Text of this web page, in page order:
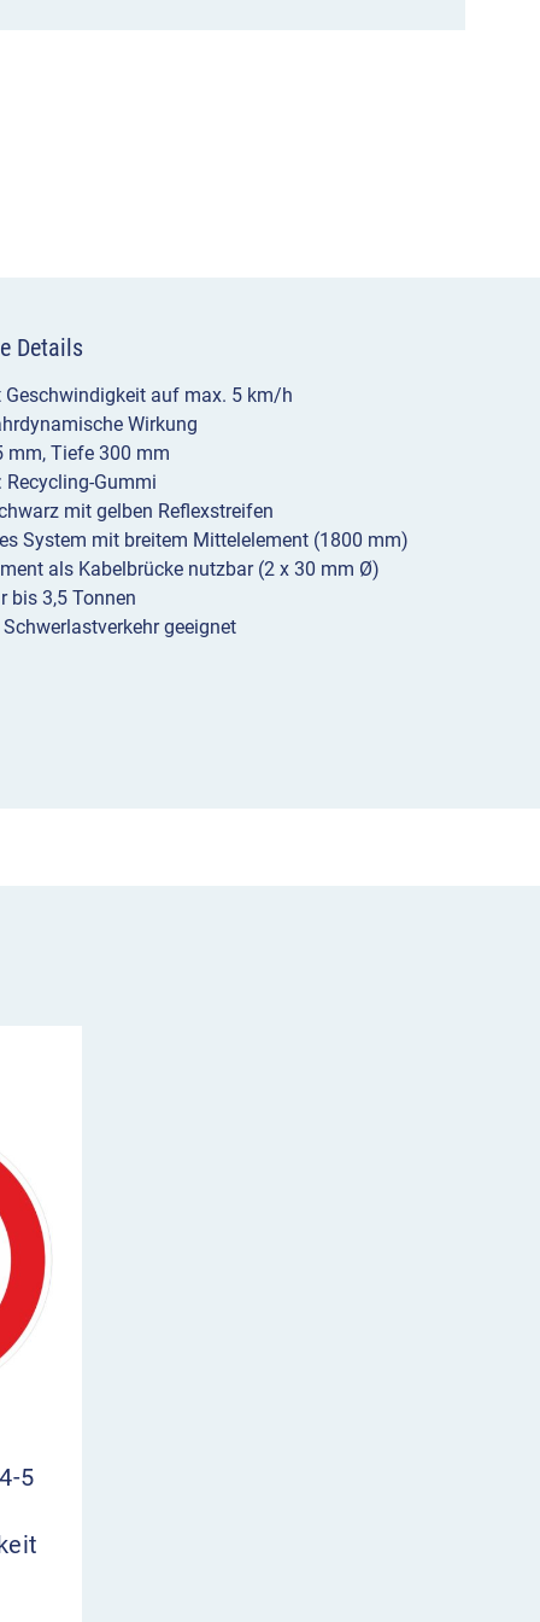
Details
Geschwindigkeit auf max. 5 km/h
Wirkung
mm, Tiefe 300 mm
Recycling-Gummi
mit gelben Reflexstreifen
System mit breitem Mittelelement (1800 mm)
als Kabelbrücke nutzbar (2 x 30 mm Ø)
bis 3,5 Tonnen
geeignet
5